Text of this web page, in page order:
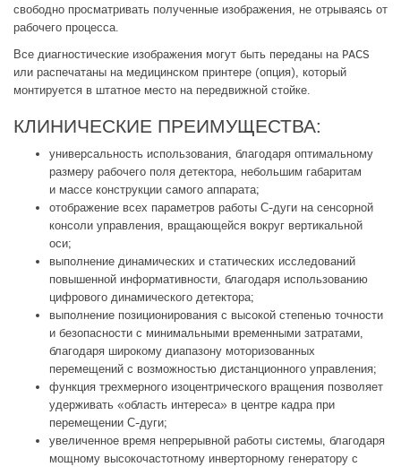
свободно просматривать полученные изображения, не отрываясь от
рабочего процесса.
Все диагностические изображения могут быть переданы на PACS
или распечатаны на медицинском принтере (опция), который
монтируется в штатное место на передвижной стойке.
КЛИНИЧЕСКИЕ ПРЕИМУЩЕСТВА:
универсальность использования, благодаря оптимальному
размеру рабочего поля детектора, небольшим габаритам
и массе конструкции самого аппарата;
отображение всех параметров работы С-дуги на сенсорной
консоли управления, вращающейся вокруг вертикальной
оси;
выполнение динамических и статических исследований
повышенной информативности, благодаря использованию
цифрового динамического детектора;
выполнение позиционирования с высокой степенью точности
и безопасности с минимальными временными затратами,
благодаря широкому диапазону моторизованных
перемещений с возможностью дистанционного управления;
функция трехмерного изоцентрического вращения позволяет
удерживать «область интереса» в центре кадра при
перемещении С-дуги;
увеличенное время непрерывной работы системы, благодаря
мощному высокочастотному инверторному генератору с